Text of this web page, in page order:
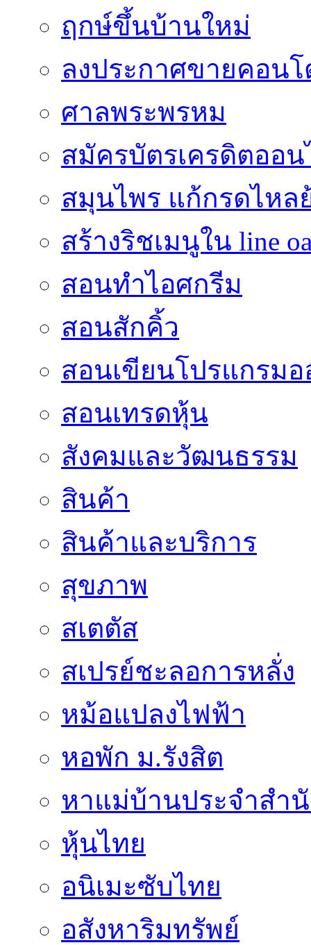
ฤกษ์ขึ้นบ้านใหม่
ลงประกาศขายคอน
ศาลพระพรหม
สมัครบัตรเครดิตออ
สมุนไพร แก้กรดไหล
สร้างริชเมนูใน line
สอนทำไอศกรีม
สอนสักคิ้ว
สอนเขียนโปรแกรม
สอนเทรดหุ้น
สังคมและวัฒนธรรม
สินค้า
สินค้าและบริการ
สุขภาพ
สเตตัส
สเปรย์ชะลอการหลั่ง
หม้อแปลงไฟฟ้า
หอพัก ม.รังสิต
หาแม่บ้านประจำสำ
หุ้นไทย
อนิเมะซับไทย
อสังหาริมทรัพย์